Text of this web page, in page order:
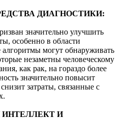
ДИАГНОСТИКИ:
значительно улучшить
особенно в области
могут обнаруживать
незаметны человеческому
как рак, на гораздо более
значительно повысит
затраты, связанные с
И